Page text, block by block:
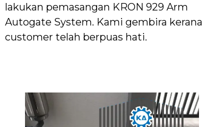
lakukan pemasangan KRON 929 Arm
Autogate System. Kami gembira kerana
customer telah berpuas hati.